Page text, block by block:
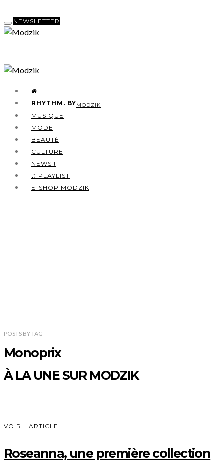
NEWSLETTER
RHYTHM. BYMODZIK
MUSIQUE
MODE
BEAUTÉ
CULTURE
NEWS !
♫ PLAYLIST
E-SHOP MODZIK
POSTS BYTAG
Monoprix
À LA UNE SUR MODZIK
VOIR L'ARTICLE
Roseanna, une première collection